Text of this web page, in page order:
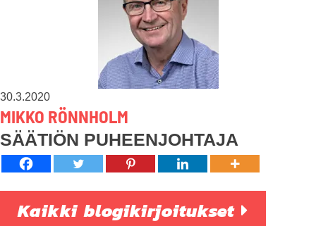
30.3.2020
MIKKO RÖNNHOLM
SÄÄTIÖN PUHEENJOHTAJA
Kaikki blogikirjoitukset